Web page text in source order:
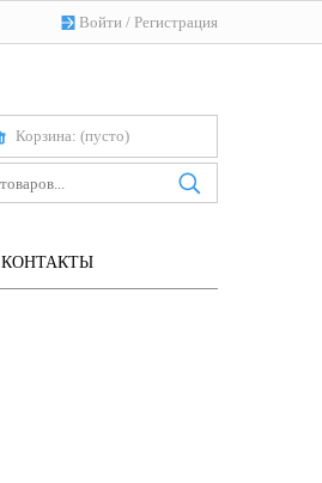
Войти / Регистрация
Корзина: (пусто)
КОНТАКТЫ